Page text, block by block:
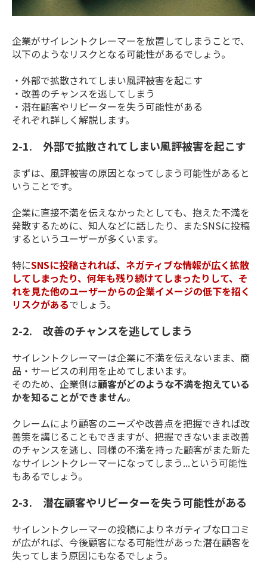
企業がサイレントクレーマーを放置してしまうことで、
以下のようなリスクとなる可能性があるでしょう。
・外部で拡散されてしまい風評被害を起こす
・改善のチャンスを逃してしまう
・潜在顧客やリピーターを失う可能性がある
それぞれ詳しく解説します。
2-1. 外部で拡散されてしまい風評被害を起こす
まずは、風評被害の原因となってしまう可能性があると
いうことです。
企業に直接不満を伝えなかったとしても、抱えた不満を
発散するために、知人などに話したり、またSNSに投稿
するというユーザーが多くいます。
特にSNSに投稿されれば、ネガティブな情報が広く拡散
してしまったり、何年も残り続けてしまったりして、そ
れを見た他のユーザーからの企業イメージの低下を招く
リスクがあるでしょう。
2-2. 改善のチャンスを逃してしまう
サイレントクレーマーは企業に不満を伝えないまま、商
品・サービスの利用を止めてしまいます。
そのため、企業側は顧客がどのような不満を抱えている
かを知ることができません。
クレームにより顧客のニーズや改善点を把握できれば改
善策を講じることもできますが、把握できないまま改善
のチャンスを逃し、同様の不満を持った顧客がまた新た
なサイレントクレーマーになってしまう...という可能性
もあるでしょう。
2-3. 潜在顧客やリピーターを失う可能性がある
サイレントクレーマーの投稿によりネガティブな口コミ
が広がれば、今後顧客になる可能性があった潜在顧客を
失ってしまう原因にもなるでしょう。